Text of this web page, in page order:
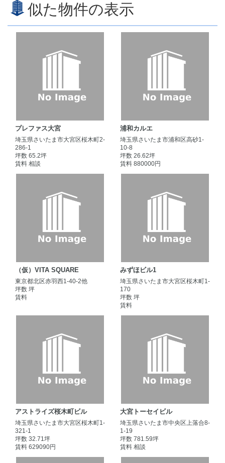
似た物件の表示
プレファス大宮
埼玉県さいたま市大宮区桜木町2-
286-1
坪数 65.2坪
賃料 相談
浦和カルエ
埼玉県さいたま市浦和区高砂1-
10-8
坪数 26.62坪
賃料 880000円
（仮）VITA SQUARE
東京都北区赤羽西1-40-2他
坪数 坪
賃料
みずほビル1
埼玉県さいたま市大宮区桜木町1-
170
坪数 坪
賃料
アストライズ桜木町ビル
埼玉県さいたま市大宮区桜木町1-
321-1
坪数 32.71坪
賃料 629090円
大宮トーセイビル
埼玉県さいたま市中央区上落合8-
1-19
坪数 781.59坪
賃料 相談